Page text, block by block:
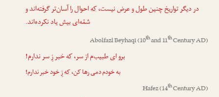
در دیگر تواریخ چنین طول و عرض نیست،کهاحوال را آسان‌تر گرفته‌اند و
شمّه‌ای بیش یاد نکرده‌اند.
Abolfazl Beyhaqi(10thand 11thCentury AD)
برو ای طبیب‌م از سر،کهخبر زِ سر ندارم!
به خودم دمی رها کن،کهزِ خود خبر ندارم!
Hafez(14thCentury AD)